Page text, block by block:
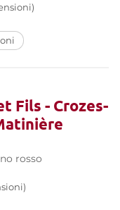
Fils - Crozes-
rosso